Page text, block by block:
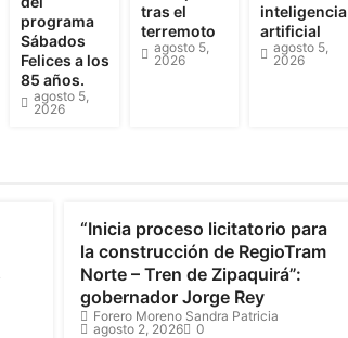
programa
Sábados
Felices a los
85 años.
agosto 5,
2026
tras el
terremoto
agosto 5,
2026
inteligencia
artificial
agosto 5,
2026
“Inicia proceso licitatorio para
la construcción de RegioTram
Norte – Tren de Zipaquirá”:
gobernador Jorge Rey
Forero Moreno Sandra Patricia
agosto 2, 2026
0